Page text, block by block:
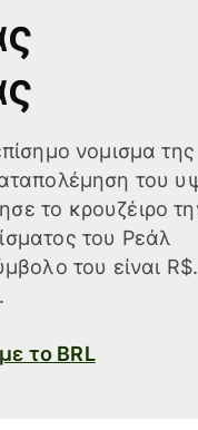
νομισμα της
του
το κρουζέιρο
του Ρεάλ
του είναι
το BRL